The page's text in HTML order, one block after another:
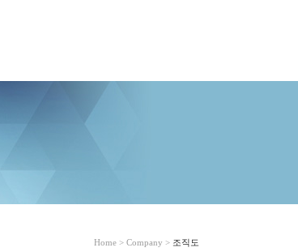
Home > Company > 조직도